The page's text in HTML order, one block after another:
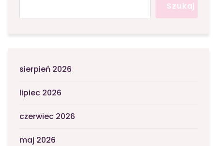
Szukaj
sierpień 2026
lipiec 2026
czerwiec 2026
maj 2026